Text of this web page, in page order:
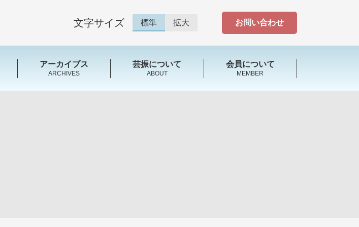
文字サイズ 標準 拡大 お問い合わせ
アーカイブス
ARCHIVES
芸振について
ABOUT
会員について
MEMBER